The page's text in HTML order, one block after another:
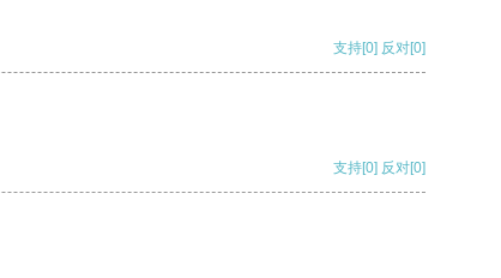
支持[0] 反对[0]
支持[0] 反对[0]